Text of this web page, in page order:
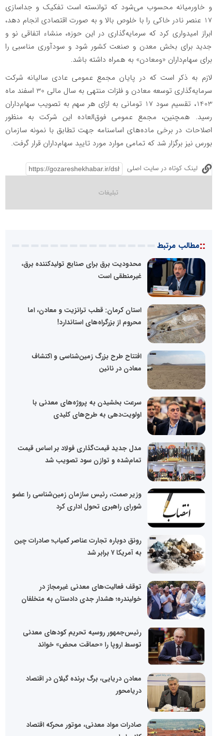
و خاورمیانه محسوب می‌شود که توانسته است تفکیک و جداسازی
17 عنصر نادر خاکی را با خلوص بالا و به صورت اقتصادی انجام دهد،
ابراز امیدواری کرد که سرمایه‌گذاری در این حوزه، منشاء اتفاقی نو و
جدید برای بخش معدن و صنعت کشور شود و سودآوری مناسبی را
برای سهام‌داران «ومعادن» به همراه داشته باشد.
لازم به ذکر است که در پایان مجمع عمومی عادی سالیانه شرکت
سرمایه‌گذاری توسعه معادن و فلزات منتهی به سال مالی 30 اسفند ماه
1403، تقسیم سود 17 تومانی به ازای هر سهم به تصویب سهام‌داران
رسید. همچنین، مجمع عمومی فوق‌العاده این شرکت به منظور
اصلاحات در برخی ماده‌های اساسنامه جهت تطابق با نمونه سازمان
بورس نیز برگزار شد که تمامی موارد مورد تایید سهام‌داران قرار گرفت.
لینک کوتاه در سایت اصلی
::مطالب مرتبط
محدودیت برق برای صنایع تولیدکننده برق،
غیرمنطقی است
استان کرمان: قطب ترانزیت و معادن، اما
محروم از بزرگراه‌های استاندارد!
افتتاح طرح بزرگ زمین‌شناسی و اکتشاف
معادن در نائین
سرعت بخشیدن به پروژه‌های معدنی با
اولویت‌دهی به طرح‌های کلیدی
مدل جدید قیمت‌گذاری فولاد بر اساس قیمت
تمام‌شده و توازن سود تصویب شد
وزیر صمت، رئیس سازمان زمین‌شناسی را عضو
شورای راهبری تحول اداری کرد
رونق دوباره تجارت عناصر کمیاب؛ صادرات چین
به آمریکا ۷ برابر شد
توقف فعالیت‌های معدنی غیرمجاز در
خولیندره؛ هشدار جدی دادستان به متخلفان
رئیس‌جمهور روسیه تحریم کودهای معدنی
توسط اروپا را «حماقت محض» خواند
معادن دریایی، برگ برنده گیلان در اقتصاد
دریا‌محور
صادرات مواد معدنی، موتور محرکه اقتصاد